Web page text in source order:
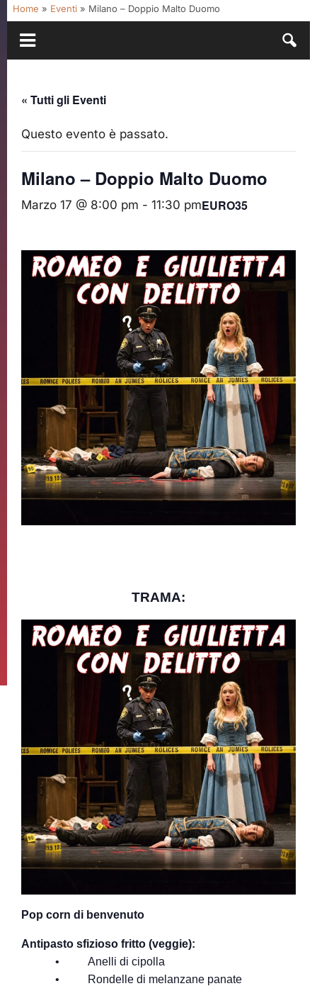
Home » Eventi » Milano – Doppio Malto Duomo
« Tutti gli Eventi
Questo evento è passato.
Milano – Doppio Malto Duomo
Marzo 17 @ 8:00 pm - 11:30 pmEURO35
TRAMA:
Pop corn di benvenuto
Antipasto sfizioso fritto (veggie):
• Anelli di cipolla
• Rondelle di melanzane panate